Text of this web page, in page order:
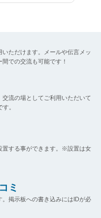
ただけます。メールや伝言メッ
での交流も可能です！
流の場としてご利用いただいて
。
置する事ができます。※設置は女
ミ
掲示板への書き込みにはIDが必